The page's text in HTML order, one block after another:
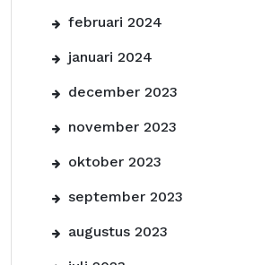
februari 2024
januari 2024
december 2023
november 2023
oktober 2023
september 2023
augustus 2023